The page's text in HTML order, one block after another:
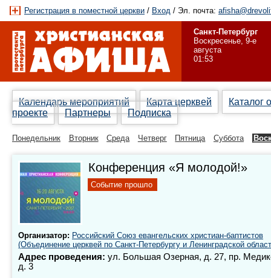
Регистрация в поместной церкви / Вход / Эл. почта:
Санкт-Петербург
Воскресенье, 9-е
августа
01:53
Календарь мероприятий Карта церквей
Каталог
проекте
Партнеры Подписка
Понедельник Вторник Среда Четверг Пятница Суббота
Конференция «Я молодой!»
Событие прошло
Организатор: Российский Союз евангельских христиан-баптистов
(Объединение церквей по Санкт-Петербургу и Ленинградской
Адрес проведения: ул. Большая Озерная, д. 27, пр.
д. 3